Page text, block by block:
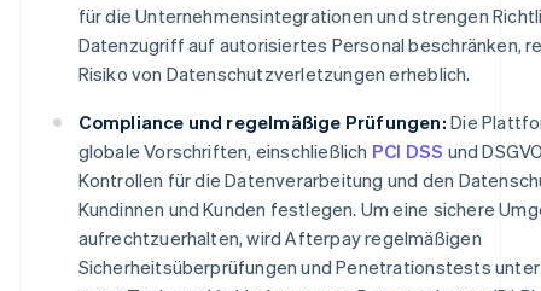
für die Unternehmensintegrationen und strengen
Datenzugriff auf autorisiertes Personal beschränken,
Risiko von Datenschutzverletzungen erheblich.
Compliance und regelmäßige Prüfungen: Die
globale Vorschriften, einschließlich PCI DSS und
Kontrollen für die Datenverarbeitung und den
Kundinnen und Kunden festlegen. Um eine sichere
aufrechtzuerhalten, wird Afterpay regelmäßigen
Sicherheitsüberprüfungen und Penetrationstests